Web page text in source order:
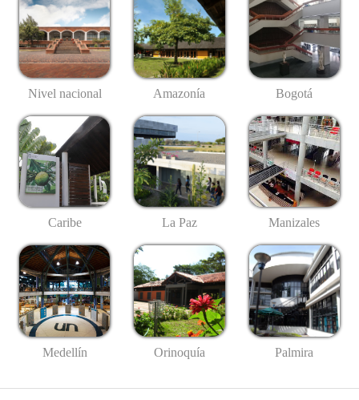
Nivel nacional Amazonía Bogotá
Caribe La Paz Manizales
Medellín Orinoquía Palmira